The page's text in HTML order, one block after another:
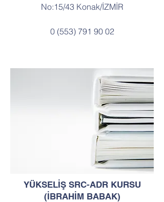
No:15/43 Konak/İZMİR
0 (553) 791 90 02
YÜKSELİŞ SRC-ADR KURSU
(İBRAHİM BABAK)